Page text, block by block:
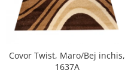
Covor Twist, Maro/Bej inchis,
1637A